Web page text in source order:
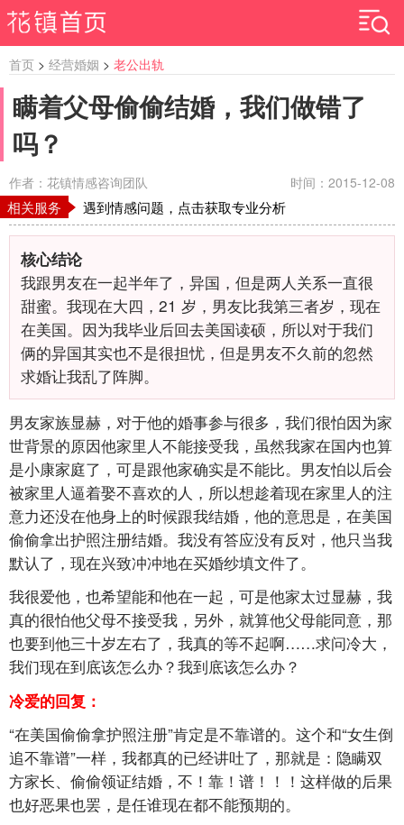
首页 > 经营婚姻 > 老公出轨
瞒着父母偷偷结婚，我们做错了
吗？
作者：花镇情感咨询团队 时间：2015-12-08
相关服务 遇到情感问题，点击获取专业分析
核心结论
我跟男友在一起半年了，异国，但是两人关系一直很
甜蜜。我现在大四，21 岁，男友比我第三者岁，现在
在美国。因为我毕业后回去美国读硕，所以对于我们
俩的异国其实也不是很担忧，但是男友不久前的忽然
求婚让我乱了阵脚。
男友家族显赫，对于他的婚事参与很多，我们很怕因为家
世背景的原因他家里人不能接受我，虽然我家在国内也算
是小康家庭了，可是跟他家确实是不能比。男友怕以后会
被家里人逼着娶不喜欢的人，所以想趁着现在家里人的注
意力还没在他身上的时候跟我结婚，他的意思是，在美国
偷偷拿出护照注册结婚。我没有答应没有反对，他只当我
默认了，现在兴致冲冲地在买婚纱填文件了。
我很爱他，也希望能和他在一起，可是他家太过显赫，我
真的很怕他父母不接受我，另外，就算他父母能同意，那
也要到他三十岁左右了，我真的等不起啊……求问冷大，
我们现在到底该怎么办？我到底该怎么办？
冷爱的回复：
“在美国偷偷拿护照注册”肯定是不靠谱的。这个和“女生倒
追不靠谱”一样，我都真的已经讲吐了，那就是：隐瞒双
方家长、偷偷领证结婚，不！靠！谱！！！这样做的后果
也好恶果也罢，是任谁现在都不能预期的。